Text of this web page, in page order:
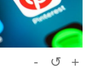
- ↺ +